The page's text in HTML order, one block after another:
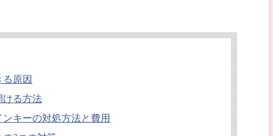
原因
ける方法
キーの対処方法と費用